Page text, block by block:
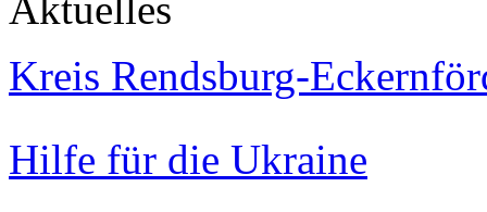
Aktuelles
Kreis Rendsburg-
Hilfe für die Ukraine